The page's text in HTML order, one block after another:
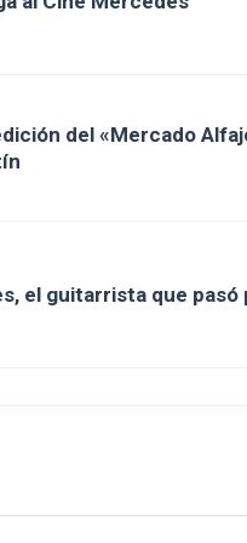
del «Mercado
el guitarrista que